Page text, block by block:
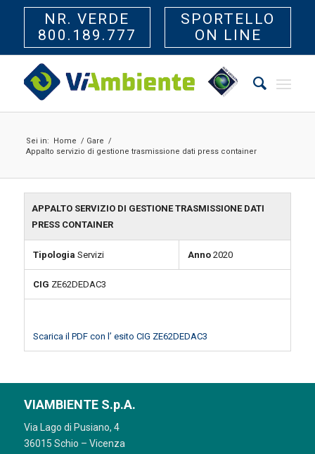
NR. VERDE
800.189.777
SPORTELLO
ON LINE
Sei in: Home / Gare /
Appalto servizio di gestione trasmissione dati press container
APPALTO SERVIZIO DI GESTIONE TRASMISSIONE DATI
PRESS CONTAINER
Tipologia Servizi Anno2020
CIG ZE62DEDAC3
Scarica il PDF con l’ esito CIG ZE62DEDAC3
VIAMBIENTE S.p.A.
Via Lago di Pusiano, 4
36015 Schio – Vicenza